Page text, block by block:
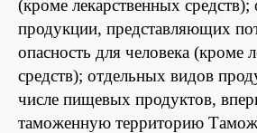
(кроме лекарственных
продукции, представляющих
опасность для человека (кроме
средств); отдельных видов
числе пищевых продуктов,
таможенную территорию